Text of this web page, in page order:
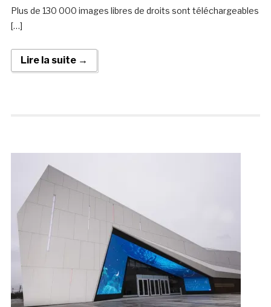
Plus de 130 000 images libres de droits sont téléchargeables
[…]
Lire la suite →